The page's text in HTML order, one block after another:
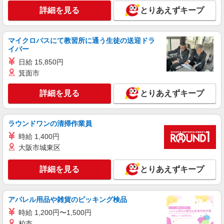
職業紹介
株式会社kotrio /●YK-S-2083095
≪武蔵小杉駅≫30代40代50代のミドル層活躍
【正社員】月給240,000〜400,000円 ・基本
30,000円 ・役職手当：10,000〜70,000円 ・処遇改
善手当：20,000〜60,000円（勤続年数、保有資格
により変動） ・固定残業手当：20,000円（10時
間） ※固定残業時間を超過する場合には超過勤務
手当として別途支給 ・夜勤手当：10,000円/1回
（上記給与とは別に支給） 下記資格をお持ちの方
歓迎 ・認知症介護基礎研修 ・初任者研修 ・実務
キープ 詳細を見る
派遣社員
株式会社トラストグロース 新宿本社 第2営業部
時給：1500円〜 （資格・経験などにより異な
る）
キープ 詳細を見る
詳細を見る とりあえずキープ
マイクロバスにて教習所に通う生徒の送迎ドラ
イバー
日給 15,850円
箕面市
詳細を見る とりあえずキープ
ラウンドワンの清掃作業員
時給 1,400円
大阪市城東区
詳細を見る とりあえずキープ
アパレル用品や雑貨のピッキング検品
時給 1,200円〜1,500円